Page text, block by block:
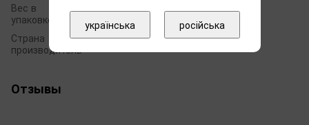
Вес в
упаковке, кг
21.00
Страна
производитель
Отзывы
українська російська